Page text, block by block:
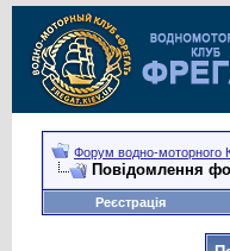
Форум водно-моторного
Повідомлення
Реєстрація